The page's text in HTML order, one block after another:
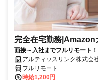
完全在宅勤務|Amazon
面接～入社までフルリモート
アルティウスリンク株式会
フルリモート
時給1,200円